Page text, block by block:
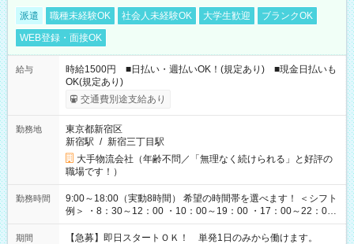
派遣 職種未経験OK 社会人未経験OK 大学生歓迎
ブランクOK
WEB登録・面接OK
給与
時給1500円 ■日払い・週払いOK！(規定あり) ■現金日払いも
OK(規定あり)
交通費別途支給あり
勤務地
東京都新宿区
新宿駅 / 新宿三丁目駅
大手物流会社（年齢不問／「無理なく続けられる」と好評の
職場です！）
勤務時間
9:00～18:00（実動8時間） 希望の時間帯を選べます！ ＜シフト
例＞ ・8：30～12：00 ・10：00～19：00 ・17：00～22：00
・13：00～22：00 ・22：00～翌6：00 など
期間 【急募】即日スタートＯＫ！ 単発1日のみから働けます。